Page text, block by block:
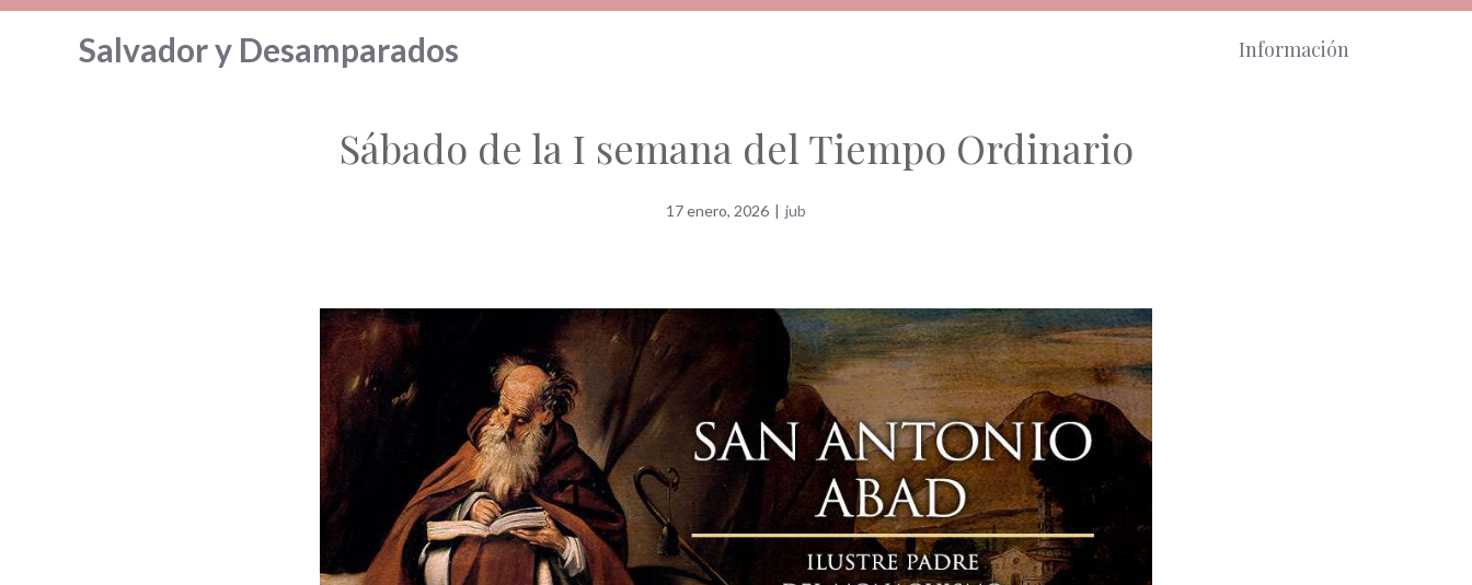
Saltar
Salvador y Desamparados Información
Sábado de la I semana del Tiempo Ordinario
17 enero, 2026 | jub